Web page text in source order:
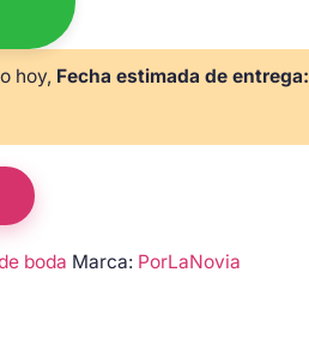
hoy, Fecha estimada de entrega:
boda Marca: PorLaNovia